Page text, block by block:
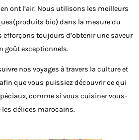
ont l’air. Nous utilisons les meilleurs
bio) dans la mesure du
toujours d’obtenir une saveur
goût exceptionnels.
nos voyages à travers la culture et
que vous puissiez découvrir ce qui
comme si vous cuisiner vous-
les délices marocains.